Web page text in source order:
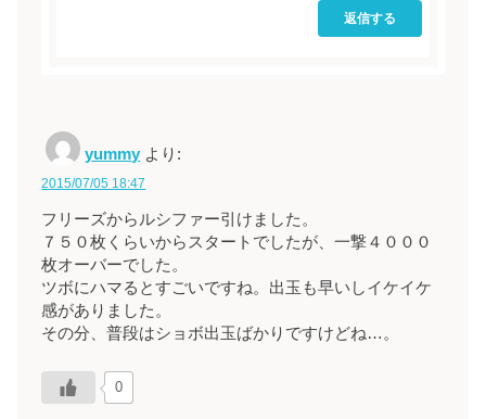
返信する
yummy より:
2015/07/05 18:47
フリーズからルシファー引けました。
７５０枚くらいからスタートでしたが、一撃４０００
枚オーバーでした。
ツボにハマるとすごいですね。出玉も早いしイケイケ
感がありました。
その分、普段はショボ出玉ばかりですけどね…。
0